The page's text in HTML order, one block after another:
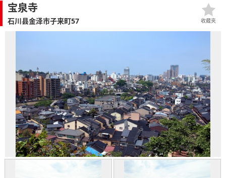
宝泉寺
石川县金泽市子来町57 收藏夹